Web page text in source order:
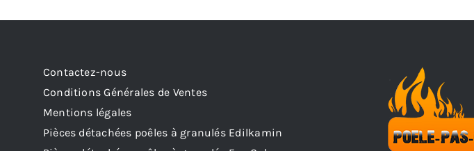
Contactez-nous
Conditions Générales de Ventes
Mentions légales
Pièces détachées poêles à granulés Edilkamin